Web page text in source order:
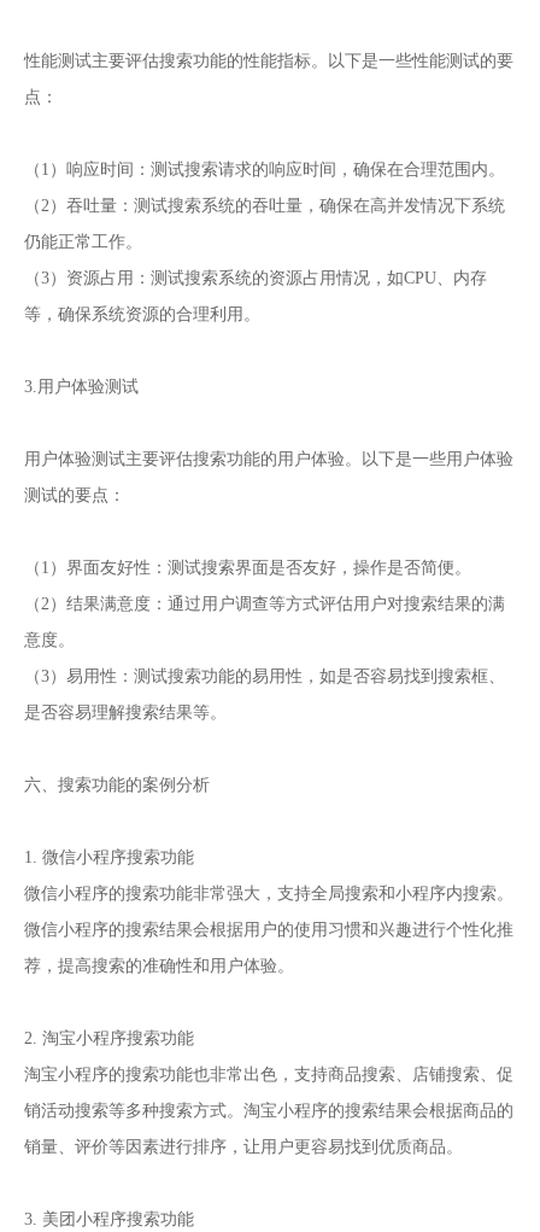
性能测试主要评估搜索功能的性能指标。以下是一些性能测试的要
点：
（1）响应时间：测试搜索请求的响应时间，确保在合理范围内。
（2）吞吐量：测试搜索系统的吞吐量，确保在高并发情况下系统
仍能正常工作。
（3）资源占用：测试搜索系统的资源占用情况，如CPU、内存
等，确保系统资源的合理利用。
3.用户体验测试
用户体验测试主要评估搜索功能的用户体验。以下是一些用户体验
测试的要点：
（1）界面友好性：测试搜索界面是否友好，操作是否简便。
（2）结果满意度：通过用户调查等方式评估用户对搜索结果的满
意度。
（3）易用性：测试搜索功能的易用性，如是否容易找到搜索框、
是否容易理解搜索结果等。
六、搜索功能的案例分析
1. 微信小程序搜索功能
微信小程序的搜索功能非常强大，支持全局搜索和小程序内搜索。
微信小程序的搜索结果会根据用户的使用习惯和兴趣进行个性化推
荐，提高搜索的准确性和用户体验。
2. 淘宝小程序搜索功能
淘宝小程序的搜索功能也非常出色，支持商品搜索、店铺搜索、促
销活动搜索等多种搜索方式。淘宝小程序的搜索结果会根据商品的
销量、评价等因素进行排序，让用户更容易找到优质商品。
3. 美团小程序搜索功能